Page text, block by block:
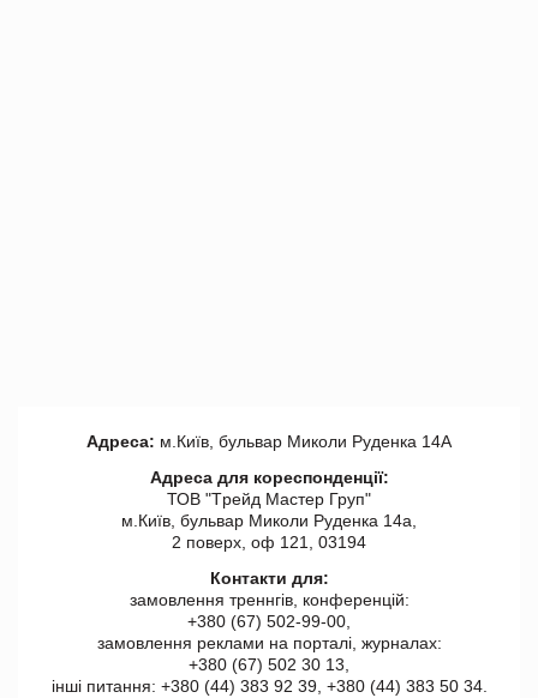
Адреса: м.Київ, бульвар Миколи Руденка 14А
Адреса для кореспонденції:
ТОВ "Tрейд Мастер Груп"
м.Київ, бульвар Миколи Руденка 14а,
2 поверх, оф 121, 03194
Контакти для:
замовлення треннгів, конференцій:
+380 (67) 502-99-00,
замовлення реклами на порталі, журналах:
+380 (67) 502 30 13,
інші питання: +380 (44) 383 92 39, +380 (44) 383 50 34.